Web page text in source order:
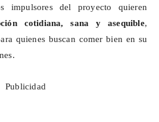
impulsores del proyecto quieren
cotidiana, sana y asequible,
quienes buscan comer bien en su
Publicidad